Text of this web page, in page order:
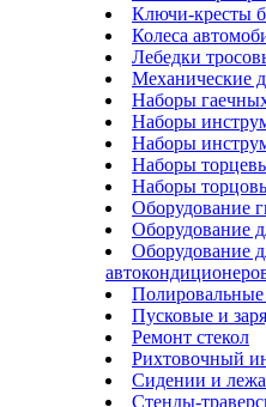
Ключи-кресты
Колеса
Лебедки
Механические
Наборы
Наборы
Наборы
Наборы
Наборы
Оборудование
Оборудование
Оборудование
Пусковые и
Ремонт стекол
Рихтовочный
Сидении и
Стенды-